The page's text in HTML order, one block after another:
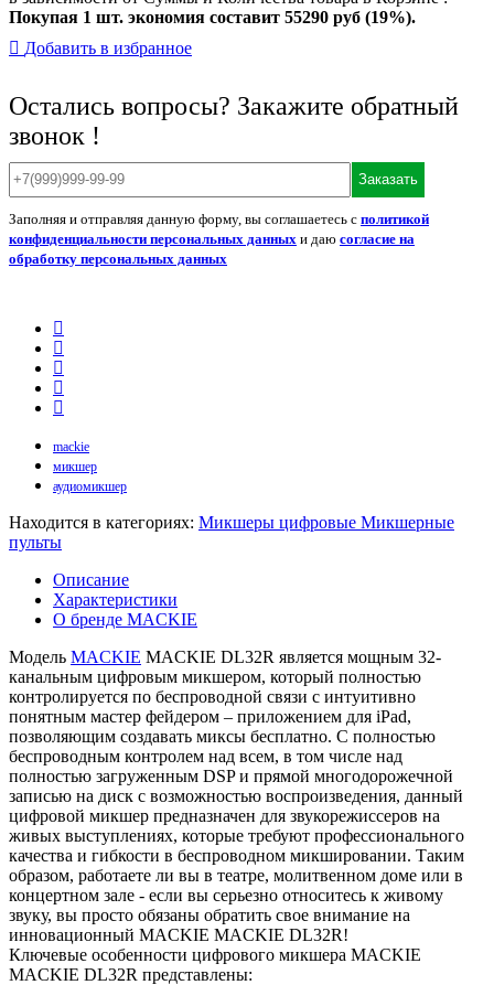
Покупая 1 шт. экономия составит 55290 руб (19%).
Добавить в избранное
Остались вопросы? Закажите обратный
звонок !
Заказать
Заполняя и отправляя данную форму, вы соглашаетесь с политикой
конфиденциальности персональных данных и даю согласие на
обработку персональных данных
mackie
микшер
аудиомикшер
Находится в категориях: Микшеры цифровые Микшерные
пульты
Описание
Характеристики
О бренде MACKIE
Модель MACKIE MACKIE DL32R является мощным 32-
канальным цифровым микшером, который полностью
контролируется по беспроводной связи с интуитивно
понятным мастер фейдером – приложением для iPad,
позволяющим создавать миксы бесплатно. С полностью
беспроводным контролем над всем, в том числе над
полностью загруженным DSP и прямой многодорожечной
записью на диск с возможностью воспроизведения, данный
цифровой микшер предназначен для звукорежиссеров на
живых выступлениях, которые требуют профессионального
качества и гибкости в беспроводном микшировании. Таким
образом, работаете ли вы в театре, молитвенном доме или в
концертном зале - если вы серьезно относитесь к живому
звуку, вы просто обязаны обратить свое внимание на
инновационный MACKIE MACKIE DL32R!
Ключевые особенности цифрового микшера MACKIE
MACKIE DL32R представлены: